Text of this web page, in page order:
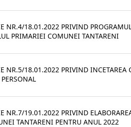
NR.4/18.01.2022 PRIVIND
PRIMARIEI COMUNEI TANTARENI
NR.5/18.01.2022 PRIVIND
NR.7/19.01.2022 PRIVIND
TANTARENI PENTRU ANUL 2022